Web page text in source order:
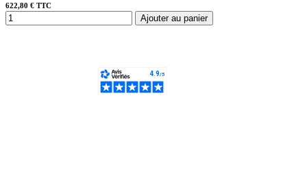
622,80 € TTC
Ajouter au panier